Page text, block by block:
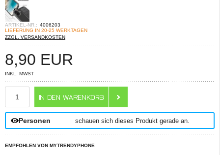
ARTIKEL-NR.: 4006203
LIEFERUNG IN 20-25 WERKTAGEN
ZZGL. VERSANDKOSTEN
8,90 EUR
INKL. MWST
Personen schauen sich dieses Produkt gerade an.
EMPFOHLEN VON MYTRENDYPHONE